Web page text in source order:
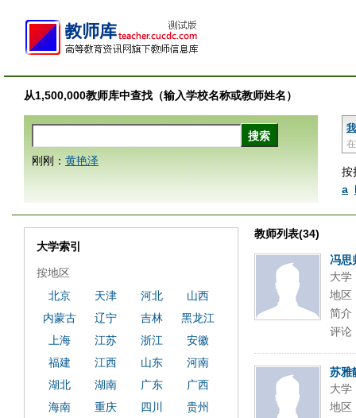
从1,500,000教师库中查找（输入学校名称或教师姓名）
按
a
刚刚： 黄艳泽
教师列表(34)
冯思
大学
地区
简介
评论
苏雅
大学
地区
大学索引
按地区
北京
天津 河北
山西
内蒙古
辽宁 吉林
黑龙江
上海
江苏 浙江
安徽
福建
江西 山东
河南
湖北
湖南 广东
广西
海南
重庆 四川
贵州